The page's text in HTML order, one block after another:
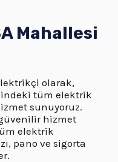
Mahallesi
olarak,
tüm elektrik
sunuyoruz.
güvenilir hizmet
elektrik
pano ve sigorta